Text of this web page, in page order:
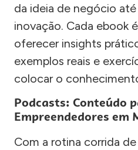
da ideia de negócio
inovação. Cada ebook
oferecer insights
exemplos reais e
colocar o
Podcasts: Conteúdo
Empreendedores em
Com a rotina corrida